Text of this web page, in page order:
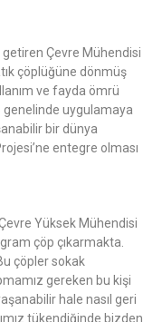
getiren Çevre Mühendisi
çöplüğüne dönmüş
ve fayda ömrü
genelinde uygulamaya
bir dünya
entegre olması
Çevre Yüksek Mühendisi
çöp çıkarmakta.
çöpler sokak
gereken bu kişi
hale nasıl geri
tükendiğinde bizden